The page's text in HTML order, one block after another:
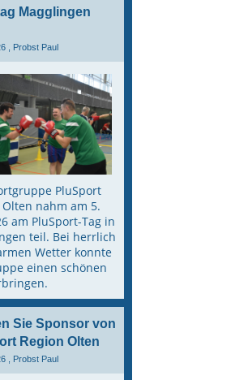
Magglingen
, Probst Paul
PluSport
Olten nahm am 5.
am PluSport-Tag in
teil. Bei herrlich
Wetter konnte
einen schönen
Sie Sponsor von
Region Olten
, Probst Paul